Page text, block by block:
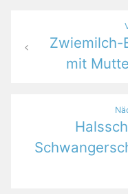
Zwiemilch-
mit